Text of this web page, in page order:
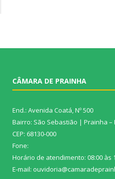
CÂMARA DE PRAINHA
End.: Avenida Coatá, Nº 500
Bairro: São Sebastião | Prainha –
CEP: 68130-000
Fone:
Horário de atendimento: 08:00 às
E-mail: